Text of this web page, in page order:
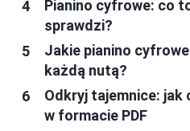
Pianino cyfrowe: co
sprawdzi?
Jakie pianino
każdą nutą?
Odkryj tajemnice: jak
w formacie PDF